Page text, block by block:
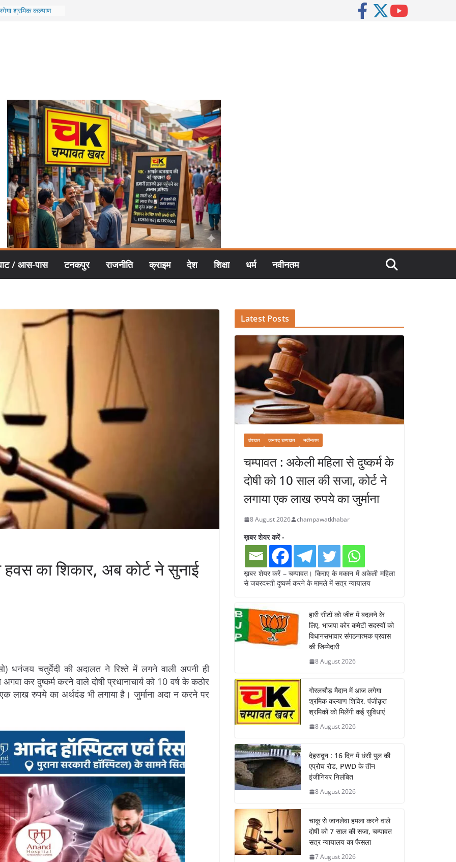
संगठनात्मक
एक लाख रुपये का
/ आस-पास टनकपुर राजनीति क्राइम देश शिक्षा धर्म नवीनतम
हवस का शिकार, अब कोर्ट ने सुनाई
धनंजय चतुर्वेदी की अदालत ने रिश्ते में लगने वाली अपनी ही
कर दुष्कर्म करने वाले दोषी प्रधानाचार्य को 10 वर्ष के कठोर
लाख रुपये का अर्थदंड भी लगाया है। जुर्माना अदा न करने पर
Latest Posts
चंपावत जनपद चम्पावत नवीनतम
चम्पावत : अकेली महिला से दुष्कर्म के
दोषी को 10 साल की सजा, कोर्ट ने
लगाया एक लाख रुपये का जुर्माना
8 August 2026 champawatkhabar
ख़बर शेयर करें -
ख़बर शेयर करें – चम्पावत। किराए के मकान में अकेली महिला
से जबरदस्ती दुष्कर्म करने के मामले में सत्र न्यायालय
हारी सीटों को जीत में बदलने के
लिए, भाजपा कोर कमेटी सदस्यों को
विधानसभावार संगठनात्मक प्रवास
की जिम्मेदारी
8 August 2026
गोरलचौड़ मैदान में आज लगेगा
श्रमिक कल्याण शिविर, पंजीकृत
श्रमिकों को मिलेंगी कई सुविधाएं
8 August 2026
देहरादून : 16 दिन में धंसी पुल की
एप्रोच रोड, PWD के तीन
इंजीनियर निलंबित
8 August 2026
चाकू से जानलेवा हमला करने वाले
दोषी को 7 साल की सजा, चम्पावत
सत्र न्यायालय का फैसला
7 August 2026